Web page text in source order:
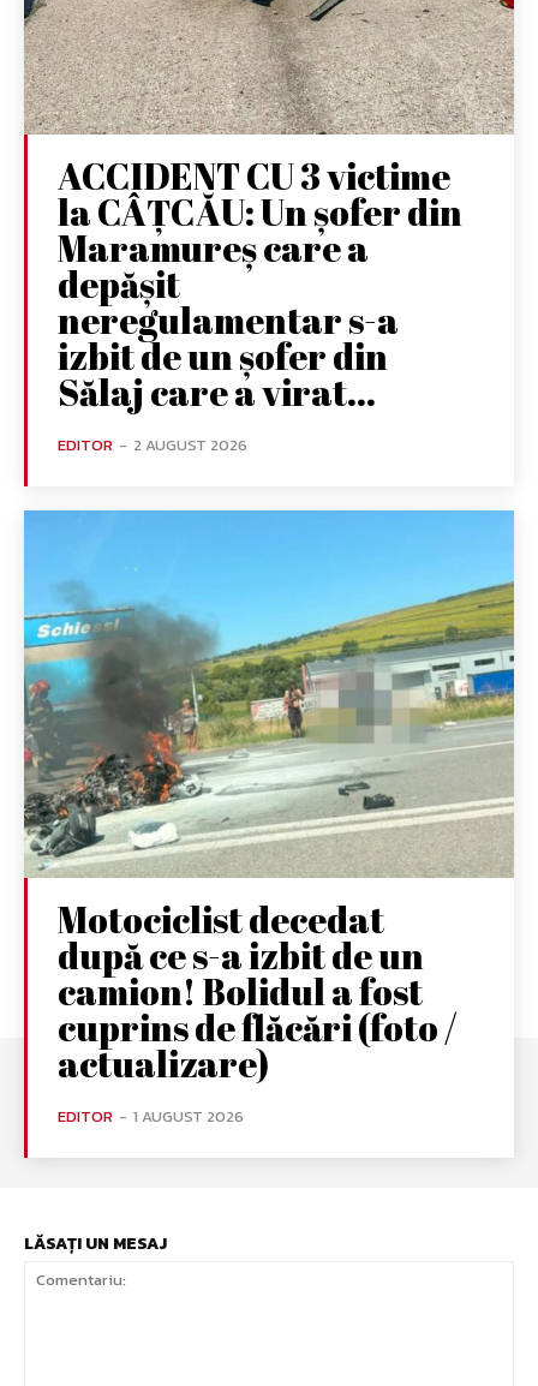
ACCIDENT CU 3 victime
la CÂȚCĂU: Un șofer din
Maramureș care a
depășit
neregulamentar s-a
izbit de un șofer din
Sălaj care a virat...
EDITOR - 2 AUGUST 2026
Motociclist decedat
după ce s-a izbit de un
camion! Bolidul a fost
cuprins de flăcări (foto /
actualizare)
EDITOR - 1 AUGUST 2026
LĂSAȚI UN MESAJ